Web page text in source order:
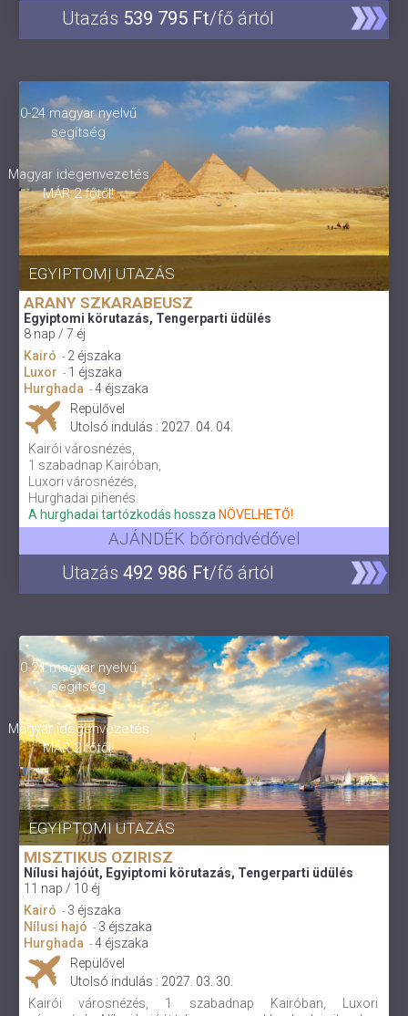
Utazás 539 795 Ft/fő ártól
EGYIPTOMI UTAZÁS
0-24 magyar nyelvű
segítség
Magyar idegenvezetés
MÁR 2 főtől!
ARANY SZKARABEUSZ
Egyiptomi körutazás, Tengerparti üdülés
8 nap / 7 éj
Kairó - 2 éjszaka
Luxor - 1 éjszaka
Hurghada - 4 éjszaka
Repülővel
Utolsó indulás : 2027. 04. 04.
Kairói városnézés,
1 szabadnap Kairóban,
Luxori városnézés,
Hurghadai pihenés.
A hurghadai tartózkodás hossza NÖVELHETŐ!
AJÁNDÉK bőröndvédővel
Utazás 492 986 Ft/fő ártól
EGYIPTOMI UTAZÁS
0-24 magyar nyelvű
segítség
Magyar idegenvezetés
MÁR 2 főtől!
MISZTIKUS OZIRISZ
Nílusi hajóút, Egyiptomi körutazás, Tengerparti üdülés
11 nap / 10 éj
Kairó - 3 éjszaka
Nílusi hajó - 3 éjszaka
Hurghada - 4 éjszaka
Repülővel
Utolsó indulás : 2027. 03. 30.
Kairói városnézés, 1 szabadnap Kairóban, Luxori